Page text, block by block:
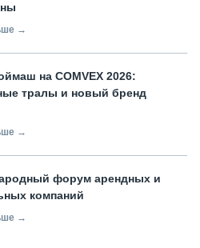
→
на COMVEX 2026:
тралы и новый бренд
→
форум арендных и
компаний
→